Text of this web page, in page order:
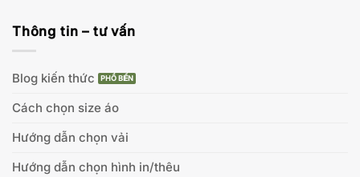
Thông tin – tư vấn
Blog kiến thức
Cách chọn size áo
Hướng dẫn chọn vải
Hướng dẫn chọn hình in/thêu